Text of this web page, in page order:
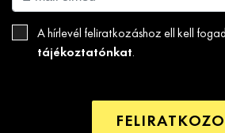
A hírlevél feliratkozáshoz ell kell
tájékoztatónkat.